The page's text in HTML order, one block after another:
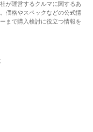
が運営するクルマに関するあ
価格やスペックなどの公式情
まで購入検討に役立つ情報を